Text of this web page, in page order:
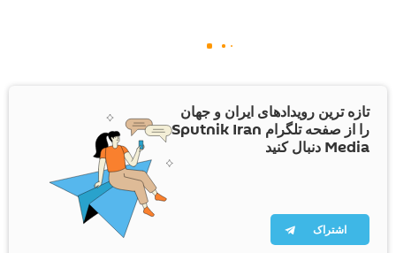
تازه ترین رویدادهای ایران و جهان
را از صفحه تلگرام Sputnik Iran
Media دنبال کنید
اشتراک